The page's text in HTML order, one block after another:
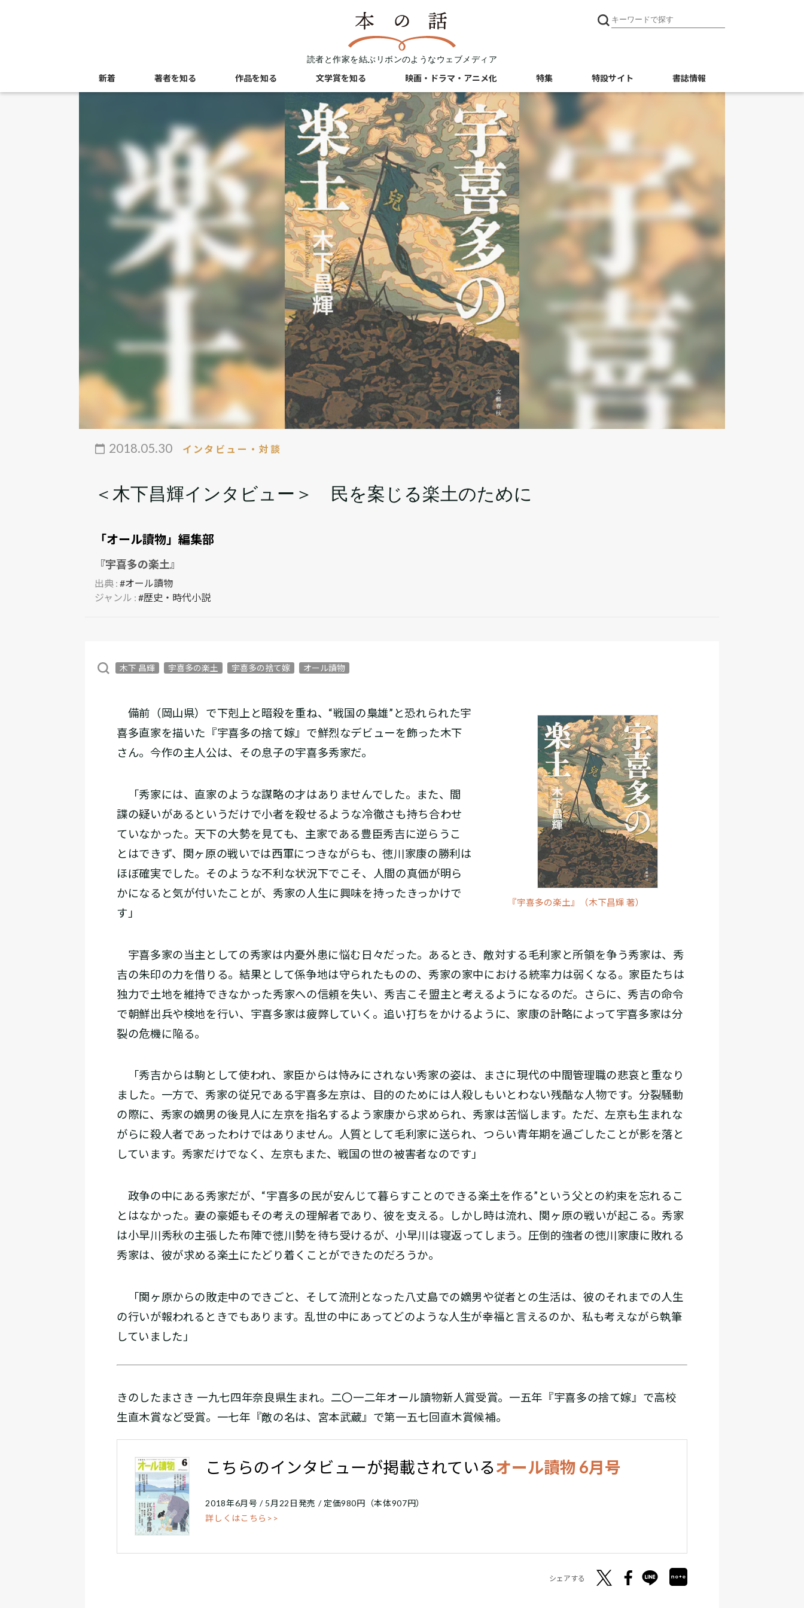
読者と作家を結ぶリボンのようなウェブメディア
新着 著者を知る 作品を知る 文学賞を知る 映画・ドラマ・アニメ化 特集 特設サイト 書誌情報
2018.05.30 インタビュー・対談
＜木下昌輝インタビュー＞ 民を案じる楽土のために
「オール讀物」編集部
『宇喜多の楽土』
出典 : #オール讀物
ジャンル : #歴史・時代小説
木下 昌輝 宇喜多の楽土 宇喜多の捨て嫁 オール讀物
『宇喜多の楽土』（木下昌輝 著）
備前（岡山県）で下剋上と暗殺を重ね、“戦国の梟雄”と恐れられた宇
喜多直家を描いた『宇喜多の捨て嫁』で鮮烈なデビューを飾った木下
さん。今作の主人公は、その息子の宇喜多秀家だ。
「秀家には、直家のような謀略の才はありませんでした。また、間
諜の疑いがあるというだけで小者を殺せるような冷徹さも持ち合わせ
ていなかった。天下の大勢を見ても、主家である豊臣秀吉に逆らうこ
とはできず、関ヶ原の戦いでは西軍につきながらも、徳川家康の勝利は
ほぼ確実でした。そのような不利な状況下でこそ、人間の真価が明ら
かになると気が付いたことが、秀家の人生に興味を持ったきっかけで
す」
宇喜多家の当主としての秀家は内憂外患に悩む日々だった。あるとき、敵対する毛利家と所領を争う秀家は、秀
吉の朱印の力を借りる。結果として係争地は守られたものの、秀家の家中における統率力は弱くなる。家臣たちは
独力で土地を維持できなかった秀家への信頼を失い、秀吉こそ盟主と考えるようになるのだ。さらに、秀吉の命令
で朝鮮出兵や検地を行い、宇喜多家は疲弊していく。追い打ちをかけるように、家康の計略によって宇喜多家は分
裂の危機に陥る。
「秀吉からは駒として使われ、家臣からは恃みにされない秀家の姿は、まさに現代の中間管理職の悲哀と重なり
ました。一方で、秀家の従兄である宇喜多左京は、目的のためには人殺しもいとわない残酷な人物です。分裂騒動
の際に、秀家の嫡男の後見人に左京を指名するよう家康から求められ、秀家は苦悩します。ただ、左京も生まれな
がらに殺人者であったわけではありません。人質として毛利家に送られ、つらい青年期を過ごしたことが影を落と
しています。秀家だけでなく、左京もまた、戦国の世の被害者なのです」
政争の中にある秀家だが、“宇喜多の民が安んじて暮らすことのできる楽土を作る”という父との約束を忘れるこ
とはなかった。妻の豪姫もその考えの理解者であり、彼を支える。しかし時は流れ、関ヶ原の戦いが起こる。秀家
は小早川秀秋の主張した布陣で徳川勢を待ち受けるが、小早川は寝返ってしまう。圧倒的強者の徳川家康に敗れる
秀家は、彼が求める楽土にたどり着くことができたのだろうか。
「関ヶ原からの敗走中のできごと、そして流刑となった八丈島での嫡男や従者との生活は、彼のそれまでの人生
の行いが報われるときでもあります。乱世の中にあってどのような人生が幸福と言えるのか、私も考えながら執筆
していました」
きのしたまさき 一九七四年奈良県生まれ。二〇一二年オール讀物新人賞受賞。一五年『宇喜多の捨て嫁』で高校
生直木賞など受賞。一七年『敵の名は、宮本武蔵』で第一五七回直木賞候補。
こちらのインタビューが掲載されているオール讀物 6月号
2018年6月号 / 5月22日発売 / 定価980円（本体907円）
詳しくはこちら>>
シェアする